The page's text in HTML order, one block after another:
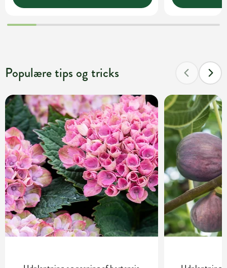
Populære tips og tricks